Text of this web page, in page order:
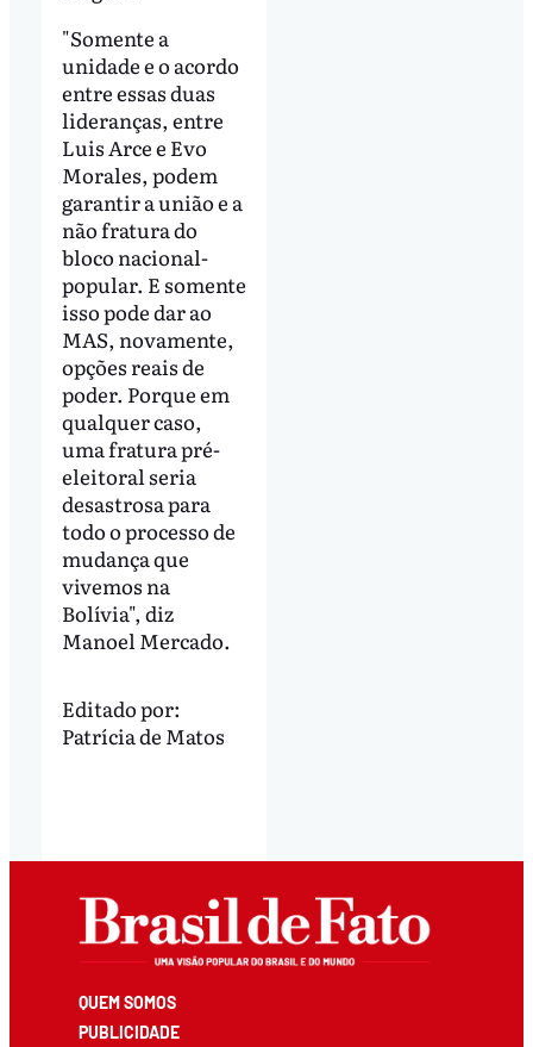
"Somente a
unidade e o acordo
entre essas duas
lideranças, entre
Luis Arce e Evo
Morales, podem
garantir a união e a
não fratura do
bloco nacional-
popular. E somente
isso pode dar ao
MAS, novamente,
opções reais de
poder. Porque em
qualquer caso,
uma fratura pré-
eleitoral seria
desastrosa para
todo o processo de
mudança que
vivemos na
Bolívia", diz
Manoel Mercado.
Editado por:
Patrícia de Matos
QUEM SOMOS
PUBLICIDADE